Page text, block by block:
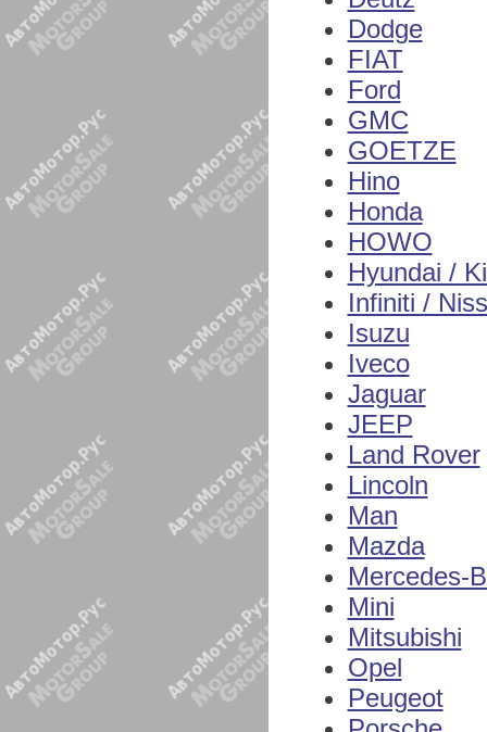
Dodge
FIAT
Ford
GMC
GOETZE
Hino
Honda
HOWO
Hyundai /
Infiniti /
Isuzu
Iveco
Jaguar
JEEP
Land Rover
Lincoln
Man
Mazda
Mercedes-
Mini
Mitsubishi
Opel
Peugeot